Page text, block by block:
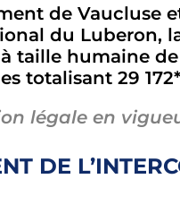
de Vaucluse
du Luberon,
taille humaine
totalisant 29
légale en
DE